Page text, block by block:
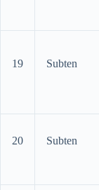
19 Subten
20 Subten